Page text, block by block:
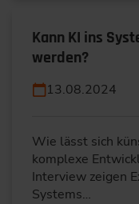
Kann KI ins
werden?
13.08.2024
Wie lässt sich
komplexe
Interview zeigen
Systems…